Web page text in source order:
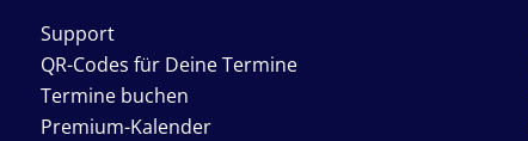
Support
QR-Codes für Deine Termine
Termine buchen
Premium-Kalender